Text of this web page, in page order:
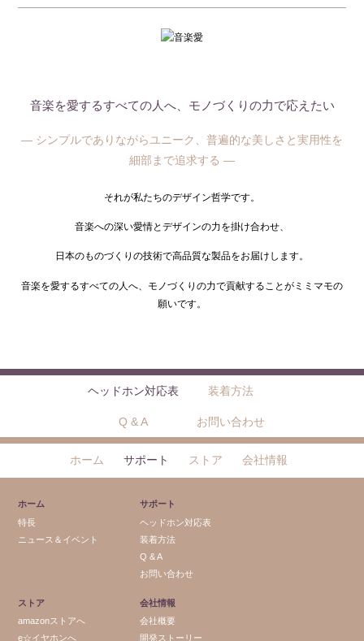
音楽を愛するすべての人へ、モノづくりの力で応えたい
— シンプルでありながらユニーク、普遍的な美しさと実用性を
細部まで追求する —
それが私たちのデザイン哲学です。
音楽への深い愛情とデザインの力を掛け合わせ、
日本のものづくりの技術で高品質な製品をお届けします。
音楽を愛するすべての人へ、モノづくりの力で貢献することがミミマモの
願いです。
ヘッドホン対応表 装着方法
Q & A お問い合わせ
ホーム サポート ストア 会社情報
ホーム
特長
ニュース＆イベント
サポート
ヘッドホン対応表
装着方法
Q & A
お問い合わせ
ストア
amazonストアへ
e☆イヤホンへ
会社情報
会社概要
開発ストーリー